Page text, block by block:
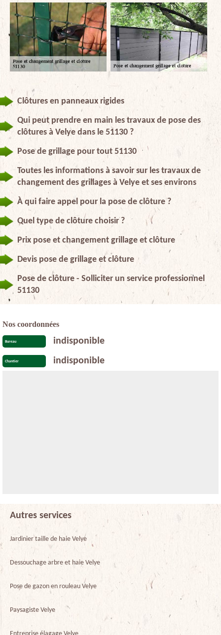
Clôtures en panneaux rigides
Qui peut prendre en main les travaux de pose des
clôtures à Velye dans le 51130 ?
Pose de grillage pour tout 51130
Toutes les informations à savoir sur les travaux de
changement des grillages à Velye et ses environs
À qui faire appel pour la pose de clôture ?
Quel type de clôture choisir ?
Prix pose et changement grillage et clôture
Devis pose de grillage et clôture
Pose de clôture - Solliciter un service professionnel
51130
Nos coordonnées
Bureau indisponible
Chantier indisponible
Autres services
Jardinier taille de haie Velye
Dessouchage arbre et haie Velye
Pose de gazon en rouleau Velye
Paysagiste Velye